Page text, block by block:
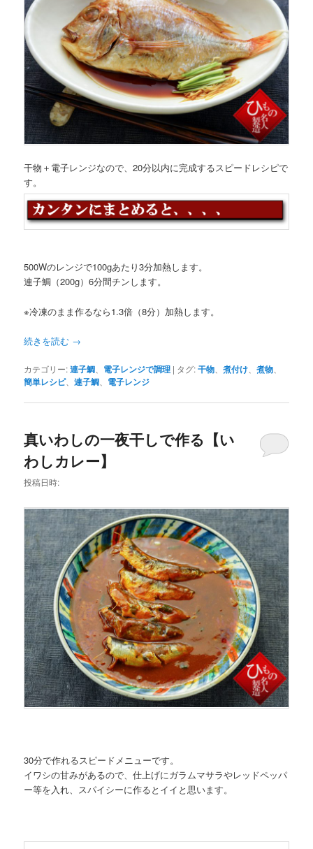
干物＋電子レンジなので、20分以内に完成するスピードレシピで
す。
500Wのレンジで100gあたり3分加熱します。
連子鯛（200g）6分間チンします。
※冷凍のまま作るなら1.3倍（8分）加熱します。
続きを読む →
カテゴリー:連子鯛 電子レンジで調理 | タグ:干物 、煮付け 、煮物
簡単レシピ、連子鯛 電子レンジ
真いわしの一夜干しで作る【い
わしカレー】
投稿日時:
30分で作れるスピードメニューです。
イワシの甘みがあるので、仕上げにガラムマサラやレッドペッパ
ー等を入れ、スパイシーに作るとイイと思います。